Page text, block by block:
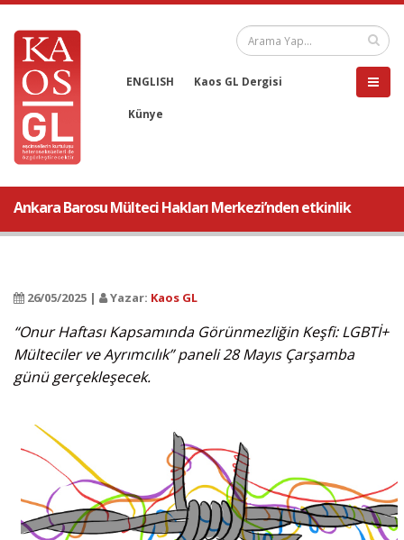
ENGLISH Kaos GL Dergisi
Künye
Ankara Barosu Mülteci Hakları Merkezi’nden etkinlik
26/05/2025 | Yazar: Kaos GL
“Onur Haftası Kapsamında Görünmezliğin Keşfi: LGBTİ+
Mülteciler ve Ayrımcılık” paneli 28 Mayıs Çarşamba
günü gerçekleşecek.